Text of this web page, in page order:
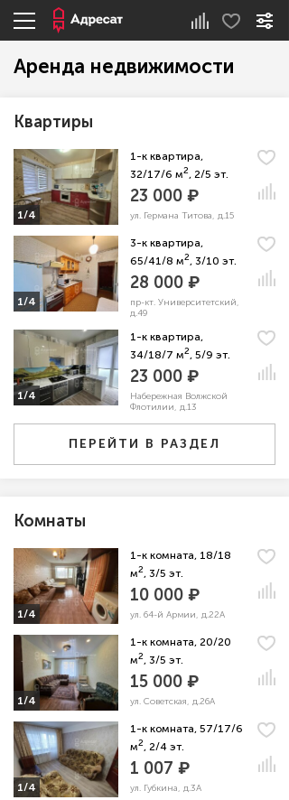
Аренда недвижимости
Квартиры
1/4
1-к квартира,
32/17/6 м2, 2/5 эт.
23 000 ₽
ул. Германа Титова, д.15
1/4
3-к квартира,
65/41/8 м2, 3/10 эт.
28 000 ₽
пр-кт. Университетский,
д.49
1/4
1-к квартира,
34/18/7 м2, 5/9 эт.
23 000 ₽
Набережная Волжской
Флотилии, д.13
ПЕРЕЙТИ В РАЗДЕЛ
Комнаты
1/4
1-к комната, 18/18
м2, 3/5 эт.
10 000 ₽
ул. 64-й Армии, д.22А
1/4
1-к комната, 20/20
м2, 3/5 эт.
15 000 ₽
ул. Советская, д.26А
1/4
1-к комната, 57/17/6
м2, 2/4 эт.
1 007 ₽
ул. Губкина, д.3А